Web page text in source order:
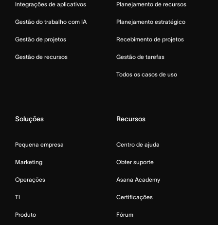
Integrações de aplicativos
Gestão do trabalho com IA
Gestão de projetos
Gestão de recursos
Planejamento de recursos
Planejamento estratégico
Recebimento de projetos
Gestão de tarefas
Todos os casos de uso
Soluções
Pequena empresa
Marketing
Operações
TI
Produto
Recursos
Centro de ajuda
Obter suporte
Asana Academy
Certificações
Fórum